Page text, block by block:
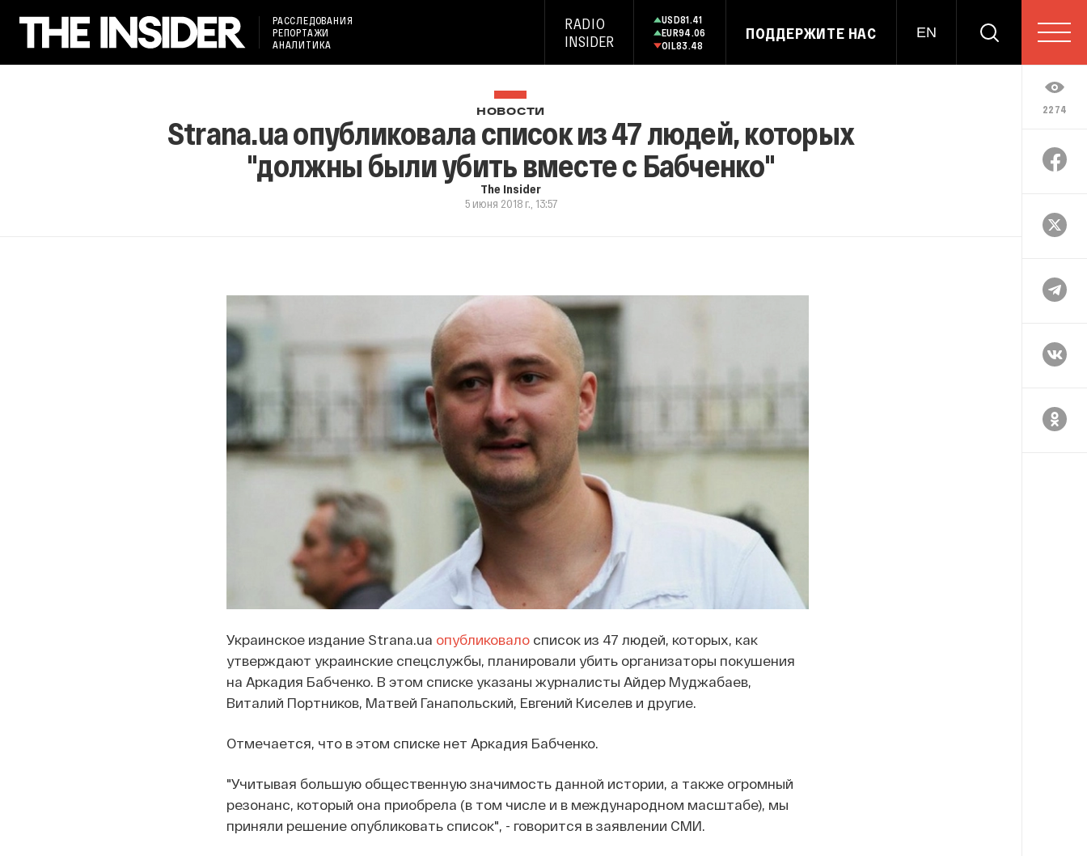
РАССЛЕДОВАНИЯ
РЕПОРТАЖИ
АНАЛИТИКА
RADIO
INSIDER
USD81.41
EUR94.06
OIL83.48
ПОДДЕРЖИТЕ НАС EN
2274
НОВОСТИ
Strana.ua опубликовала список из 47 людей, которых
"должны были убить вместе с Бабченко"
The Insider
5 июня 2018 г., 13:57
Украинское издание Strana.ua опубликовалосписок из 47 людей, которых, как
утверждают украинские спецслужбы, планировали убить организаторы покушения
на Аркадия Бабченко. В этом списке указаны журналисты Айдер Муджабаев,
Виталий Портников, Матвей Ганапольский, Евгений Киселев и другие.
Отмечается, что в этом списке нет Аркадия Бабченко.
"Учитывая большую общественную значимость данной истории, а также огромный
резонанс, который она приобрела (в том числе и в международном масштабе), мы
приняли решение опубликовать список", - говорится в заявлении СМИ.